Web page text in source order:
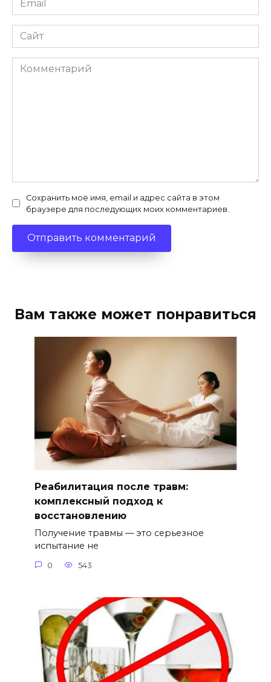
*
Сайт
Комментарий
Сохранить моё имя, email и адрес сайта в этом
браузере для последующих моих комментариев.
Вам также может понравиться
Реабилитация после травм:
комплексный подход к
восстановлению
Получение травмы — это серьезное
испытание не
0 543